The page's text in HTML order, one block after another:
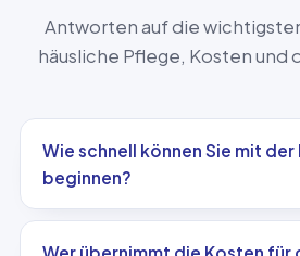
Antworten auf die
häusliche Pflege, Kosten und
Wie schnell können Sie mit der
beginnen?
Wer übernimmt die Kosten für